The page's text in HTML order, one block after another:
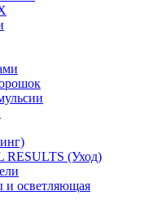
(Уход)
осветляющая